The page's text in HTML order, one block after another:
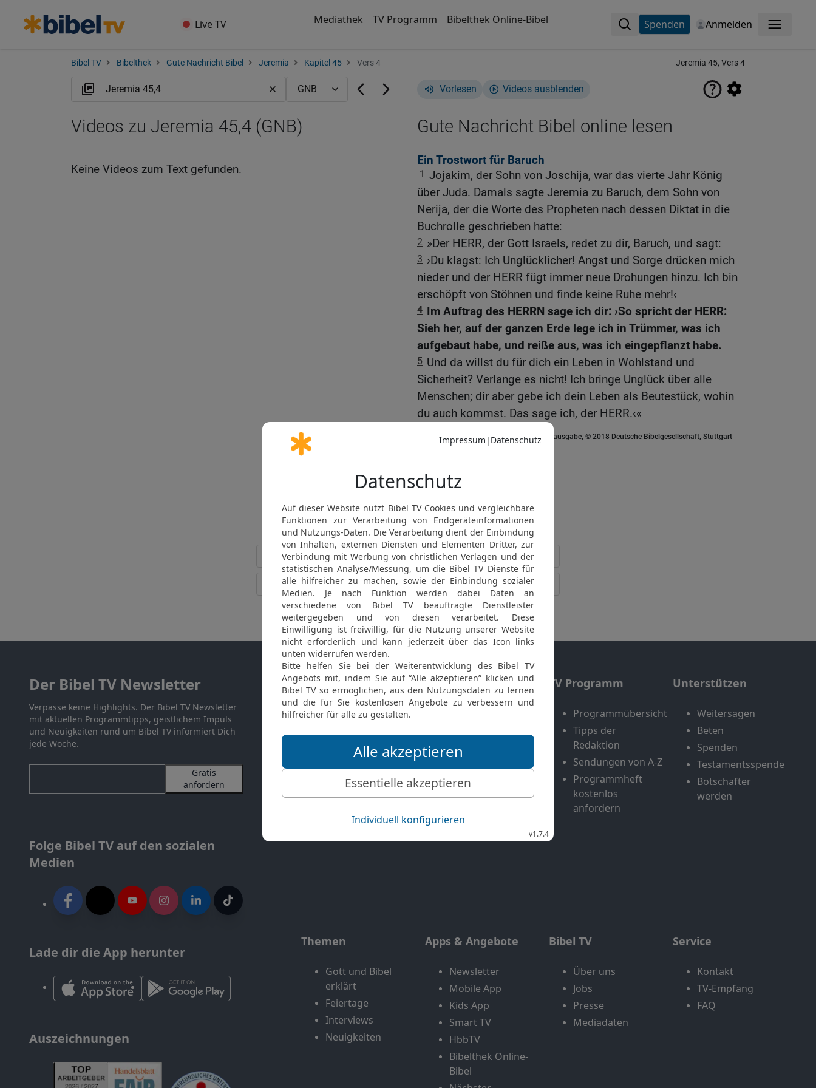
Live TV Mediathek TV Programm Bibelthek Online-Bibel Spenden Anmelden Menü
Bibel TV Bibelthek Gute Nachricht Bibel Jeremia Kapitel 45 Vers 4 Jeremia 45, Vers 4
Vorlesen Videos ausblenden
Gute Nachricht Bibel online lesen
Ein Trostwort für Baruch
1 Jojakim, der Sohn von Joschija, war das vierte Jahr König
über Juda. Damals sagte Jeremia zu Baruch, dem Sohn von
Nerija, der die Worte des Propheten nach dessen Diktat in die
Buchrolle geschrieben hatte:
2 »Der HERR, der Gott Israels, redet zu dir, Baruch, und sagt:
3 ›Du klagst: Ich Unglücklicher! Angst und Sorge drücken mich
nieder und der HERR fügt immer neue Drohungen hinzu. Ich bin
erschöpft von Stöhnen und finde keine Ruhe mehr!‹
4 Im Auftrag des HERRN sage ich dir: ›So spricht der HERR:
Sieh her, auf der ganzen Erde lege ich in Trümmer, was ich
aufgebaut habe, und reiße aus, was ich eingepflanzt habe.
5 Und da willst du für dich ein Leben in Wohlstand und
Sicherheit? Verlange es nicht! Ich bringe Unglück über alle
Menschen; dir aber gebe ich dein Leben als Beutestück, wohin
du auch kommst. Das sage ich, der HERR.‹«
Gute Nachricht Bibel, durchgesehene Neuausgabe, © 2018 Deutsche Bibelgesellschaft, Stuttgart
Videos zu Jeremia 45,4 (GNB)
Keine Videos zum Text gefunden.
Möchtest du uns Feedback geben?
Bewertung der Bibelthek
FEEDBACK SENDEN
Der Bibel TV Newsletter
Verpasse keine Highlights. Der Bibel TV Newsletter
mit aktuellen Programmtipps, geistlichem Impuls
und Neuigkeiten rund um Bibel TV informiert Dich
jede Woche.
Gratis
anfordern
Folge Bibel TV auf den sozialen
Medien
Lade dir die App herunter
Auszeichnungen
Mediathek
Mehr entdecken
Genres
Letzte Chance
Livestream
EchtJetzt
TV Programm
Programmübersicht
Tipps der
Redaktion
Sendungen von A-Z
Programmheft
kostenlos
anfordern
Unterstützen
Weitersagen
Beten
Spenden
Testamentsspende
Botschafter
werden
Themen
Gott und Bibel
erklärt
Feiertage
Interviews
Neuigkeiten
Apps & Angebote
Newsletter
Mobile App
Kids App
Smart TV
HbbTV
Bibelthek Online-
Bibel
Bibel TV
Über uns
Jobs
Presse
Mediadaten
Service
Kontakt
TV-Empfang
FAQ